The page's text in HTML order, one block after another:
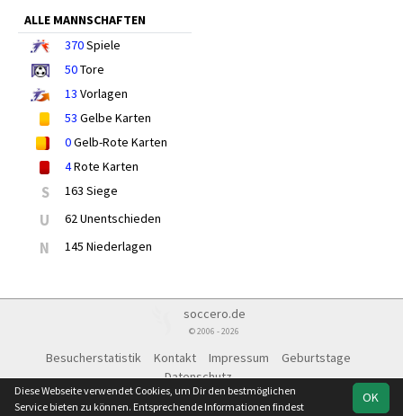
ALLE MANNSCHAFTEN
370Spiele
50Tore
13 Vorlagen
53 Gelbe Karten
0Gelb-Rote Karten
4Rote Karten
S 163 Siege
U 62 Unentschieden
N 145 Niederlagen
soccero.de
© 2006 - 2026
Besucherstatistik Kontakt Impressum
Geburtstage
Datenschutz
OK
Diese Webseite verwendet Cookies, um Dir den bestmöglichen
Service bieten zu können. Entsprechende Informationen findest